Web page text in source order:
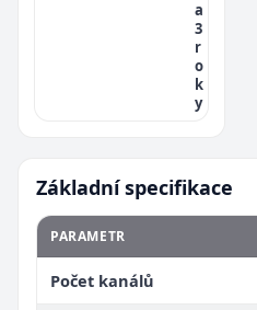
a
3
r
o
k
y
Základní specifikace
PARAMETR
Počet kanálů